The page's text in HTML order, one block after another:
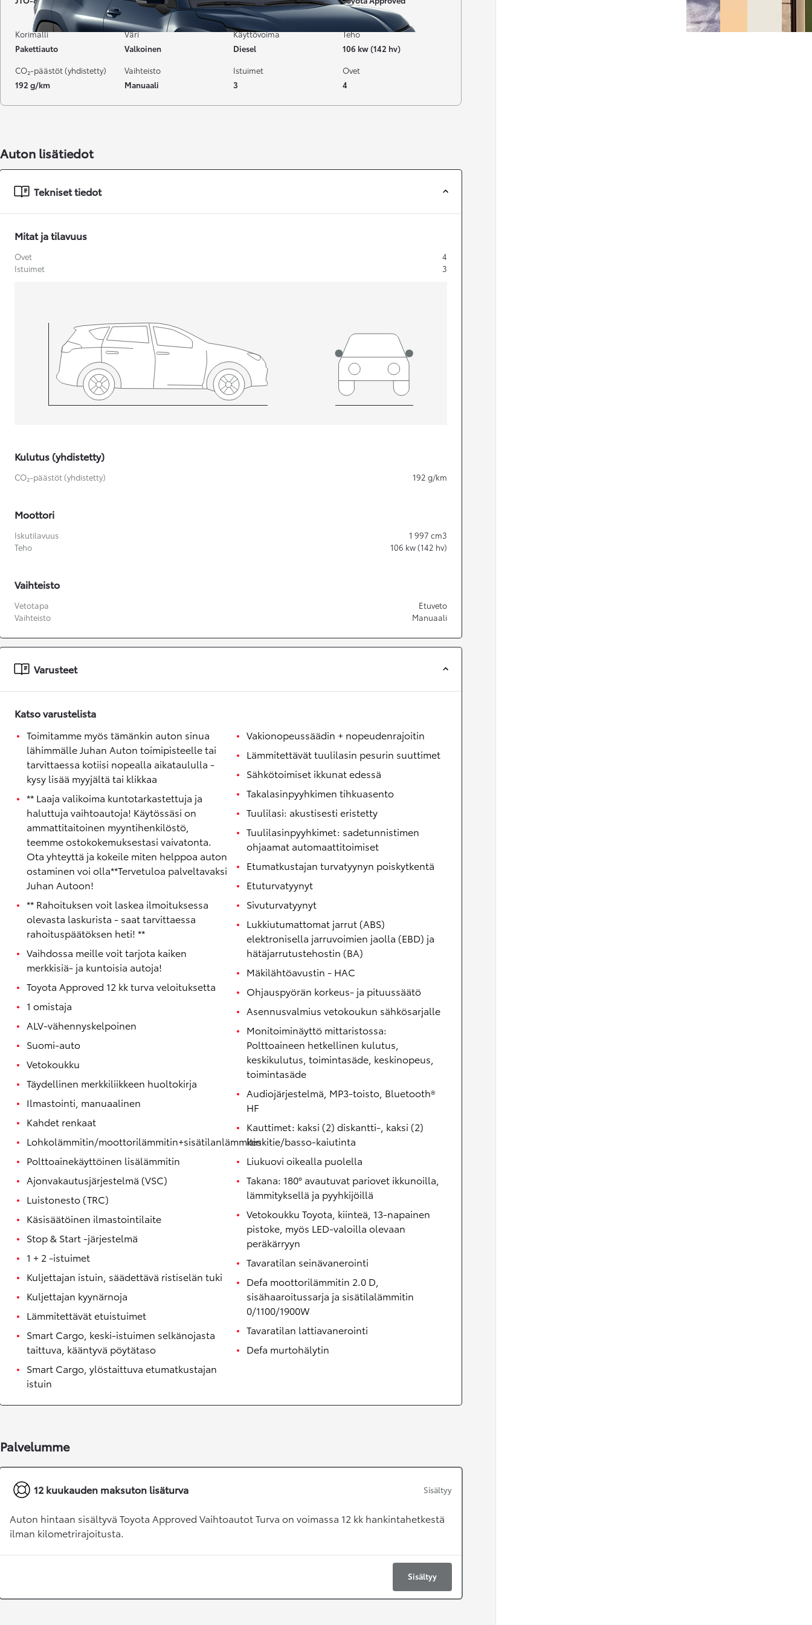
Alkaen
HYBRIDI
LADATTAVA HYBRIDI
Vaihtoautot
Korimalli
Pakettiauto
Väri
Valkoinen
Käyttövoima
Diesel
Teho
106 kw (142 hv)
CO₂-päästöt (yhdistetty)
192 g/km
Vaihteisto
Manuaali
Istuimet
3
Ovet
4
Auton lisätiedot
Tekniset tiedot
Mitat ja tilavuus
Ovet
4
Istuimet
3
Kulutus (yhdistetty)
CO₂-päästöt (yhdistetty) 192 g/km
Moottori
Iskutilavuus 1 997 cm3
Teho
106 kw (142 hv)
Vaihteisto
Vetotapa
Etuveto
Vaihteisto
Manuaali
Varusteet
Katso varustelista
Toimitamme myös tämänkin auton sinua
lähimmälle Juhan Auton toimipisteelle tai
tarvittaessa kotiisi nopealla aikataululla -
kysy lisää myyjältä tai klikkaa
** Laaja valikoima kuntotarkastettuja ja
haluttuja vaihtoautoja! Käytössäsi on
ammattitaitoinen myyntihenkilöstö,
teemme ostokokemuksestasi vaivatonta.
Ota yhteyttä ja kokeile miten helppoa auton
ostaminen voi olla**Tervetuloa palveltavaksi
Juhan Autoon!
** Rahoituksen voit laskea ilmoituksessa
olevasta laskurista - saat tarvittaessa
rahoituspäätöksen heti! **
Vaihdossa meille voit tarjota kaiken
merkkisiä- ja kuntoisia autoja!
Toyota Approved 12 kk turva veloituksetta
1 omistaja
ALV-vähennyskelpoinen
Suomi-auto
Vetokoukku
Täydellinen merkkiliikkeen huoltokirja
Ilmastointi, manuaalinen
Kahdet renkaat
Lohkolämmitin/moottorilämmitin+sisätilanlämmitin
Polttoainekäyttöinen lisälämmitin
Ajonvakautusjärjestelmä (VSC)
Luistonesto (TRC)
Käsisäätöinen ilmastointilaite
Stop & Start -järjestelmä
1 + 2 -istuimet
Kuljettajan istuin, säädettävä ristiselän tuki
Kuljettajan kyynärnoja
Lämmitettävät etuistuimet
Smart Cargo, keski-istuimen selkänojasta
taittuva, kääntyvä pöytätaso
Smart Cargo, ylöstaittuva etumatkustajan
istuin
Vakionopeussäädin + nopeudenrajoitin
Lämmitettävät tuulilasin pesurin suuttimet
Sähkötoimiset ikkunat edessä
Takalasinpyyhkimen tihkuasento
Tuulilasi: akustisesti eristetty
Tuulilasinpyyhkimet: sadetunnistimen
ohjaamat automaattitoimiset
Etumatkustajan turvatyynyn poiskytkentä
Etuturvatyynyt
Sivuturvatyynyt
Lukkiutumattomat jarrut (ABS)
elektronisella jarruvoimien jaolla (EBD) ja
hätäjarrutustehostin (BA)
Mäkilähtöavustin - HAC
Ohjauspyörän korkeus- ja pituussäätö
Asennusvalmius vetokoukun sähkösarjalle
Monitoiminäyttö mittaristossa:
Polttoaineen hetkellinen kulutus,
keskikulutus, toimintasäde, keskinopeus,
toimintasäde
Audiojärjestelmä, MP3-toisto, Bluetooth®
HF
Kauttimet: kaksi (2) diskantti-, kaksi (2)
keskitie/basso-kaiutinta
Liukuovi oikealla puolella
Takana: 180° avautuvat pariovet ikkunoilla,
lämmityksellä ja pyyhkijöillä
Vetokoukku Toyota, kiinteä, 13-napainen
pistoke, myös LED-valoilla olevaan
peräkärryyn
Tavaratilan seinävanerointi
Defa moottorilämmitin 2.0 D,
sisähaaroitussarja ja sisätilalämmitin
0/1100/1900W
Tavaratilan lattiavanerointi
Defa murtohälytin
Palvelumme
12 kuukauden maksuton lisäturva Sisältyy
Auton hintaan sisältyvä Toyota Approved Vaihtoautot Turva on voimassa 12 kk hankintahetkestä
ilman kilometrirajoitusta.
Sisältyy